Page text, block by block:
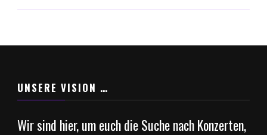
UNSERE VISION …
Wir sind hier, um euch die Suche nach Konzerten,